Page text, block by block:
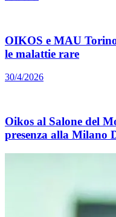
OIKOS e MAU
le malattie rare
30/4/2026
Oikos al Salone del
presenza alla Milano